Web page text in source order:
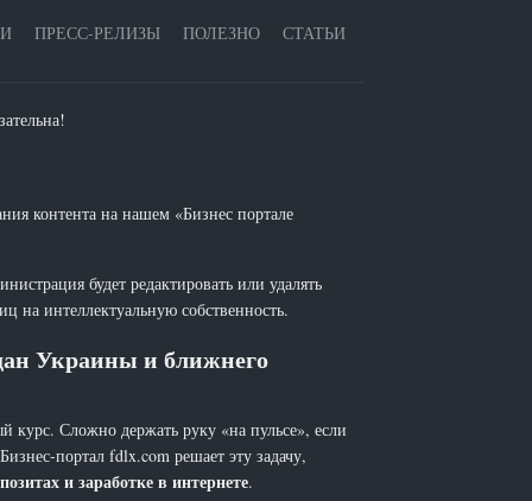
ПРЕСС-РЕЛИЗЫ ПОЛЕЗНО СТАТЬИ
контента на нашем «Бизнес портале
будет редактировать или удалять
на интеллектуальную собственность.
Украины и ближнего
курс. Сложно держать руку «на пульсе», если
портал fdlx.com решает эту задачу,
и заработке в интернете.